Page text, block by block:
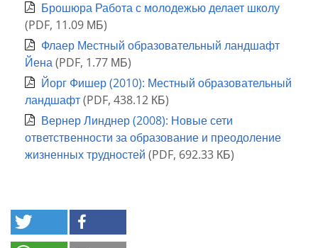
Брошюра Работа с молодежью делает школу
(PDF, 11.09 МБ)
Флаер Местный образовательный ландшафт
Йена(PDF, 1.77 МБ)
Йорг Фишер (2010): Местный образовательный
ландшафт(PDF, 438.12 КБ)
Вернер Линднер (2008): Новые сети
ответственности за образование и преодоление
жизненных трудностей (PDF, 692.33 КБ)